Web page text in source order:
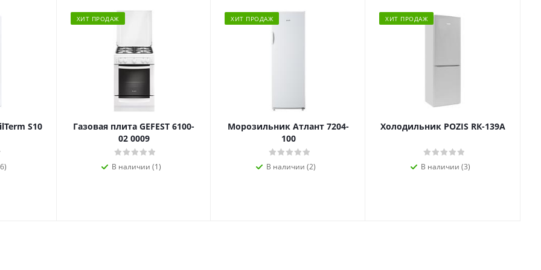
S10
ХИТ ПРОДАЖ
Газовая плита GEFEST 6100-
02 0009
В наличии (1)
ХИТ ПРОДАЖ
Морозильник Атлант 7204-
100
В наличии (2)
ХИТ ПРОДАЖ
Холодильник POZIS RК-139А
В наличии (3)